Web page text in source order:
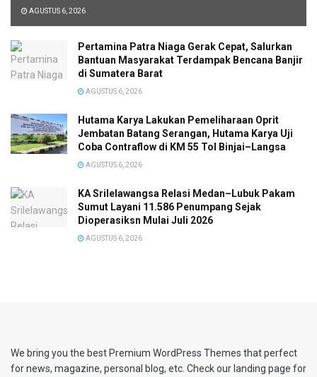
AGUSTUS 6, 2026
Pertamina Patra Niaga Gerak Cepat, Salurkan
Bantuan Masyarakat Terdampak Bencana Banjir
di Sumatera Barat
AGUSTUS 6, 2026
Hutama Karya Lakukan Pemeliharaan Oprit
Jembatan Batang Serangan, Hutama Karya Uji
Coba Contraflow di KM 55 Tol Binjai–Langsa
AGUSTUS 6, 2026
KA Srilelawangsa Relasi Medan–Lubuk Pakam
Sumut Layani 11.586 Penumpang Sejak
Dioperasiksn Mulai Juli 2026
AGUSTUS 6, 2026
We bring you the best Premium WordPress Themes that perfect
for news, magazine, personal blog, etc. Check our landing page for